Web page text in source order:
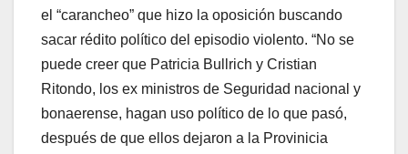
el “carancheo” que hizo la oposición buscando
sacar rédito político del episodio violento. “No se
puede creer que Patricia Bullrich y Cristian
Ritondo, los ex ministros de Seguridad nacional y
bonaerense, hagan uso político de lo que pasó,
después de que ellos dejaron a la Provinicia